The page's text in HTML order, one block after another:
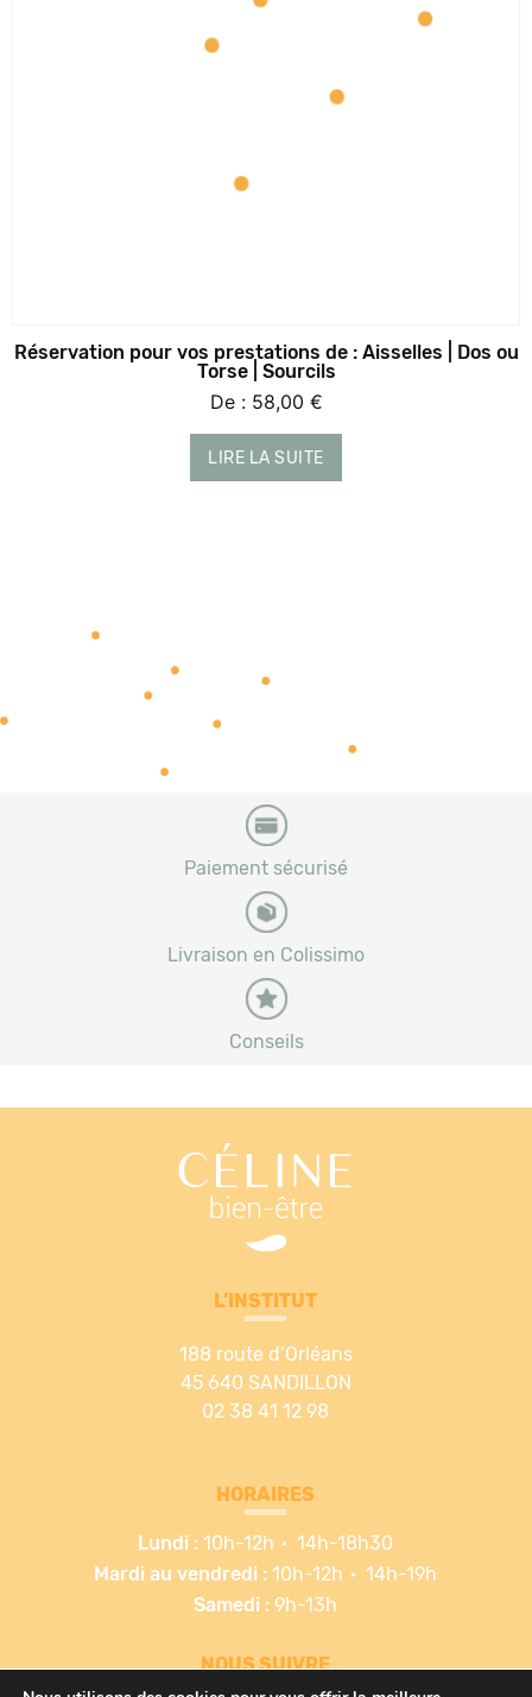
Réservation pour vos prestations de : Aisselles | Dos ou
Torse | Sourcils
De : 58,00 €
LIRE LA SUITE
Paiement sécurisé
Livraison en Colissimo
Conseils
L’INSTITUT
188 route d’Orléans
45 640 SANDILLON
02 38 41 12 98
HORAIRES
Lundi : 10h-12h
14h-18h30
Mardi au vendredi : 10h-12h
14h-19h
Samedi : 9h-13h
NOUS SUIVRE